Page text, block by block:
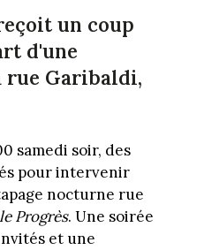
un coup
d'une
rue Garibaldi,
samedi soir, des
pour intervenir
nocturne rue
le Progrès. Une soirée
et une